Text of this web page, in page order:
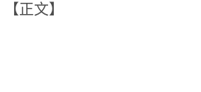
【正文】